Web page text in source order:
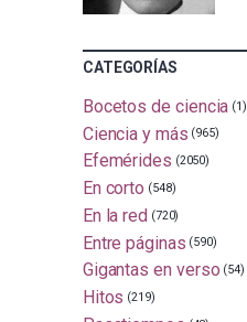
CATEGORÍAS
Bocetos de ciencia (1)
Ciencia y más (965)
Efemérides (2050)
En corto (548)
En la red (720)
Entre páginas (590)
Gigantas en verso (54)
Hitos (219)